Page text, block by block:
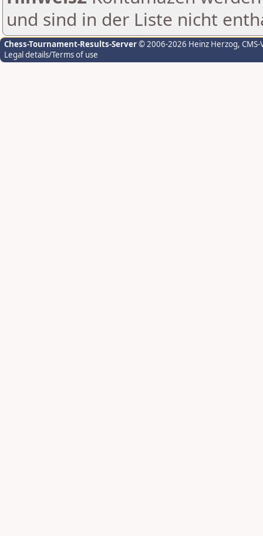
und sind in der Liste nicht
Chess-Tournament-Results-Server© 2006-2026 Heinz Herzog,
Legal details/Terms of use